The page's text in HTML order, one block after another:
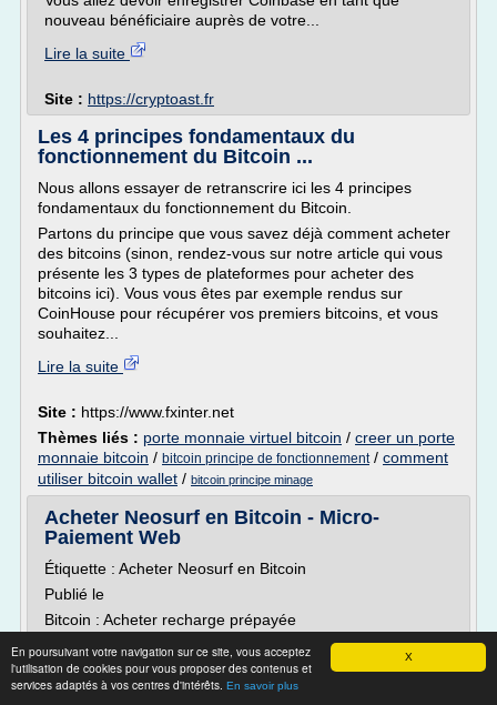
X
En poursuivant votre navigation sur ce site, vous acceptez
l'utilisation de cookies pour vous proposer des contenus et
services adaptés à vos centres d'intérêts. En savoir plus
nouveau bénéficiaire auprès de votre...
Lire la suite
Site : https://cryptoast.fr
Les 4 principes fondamentaux du
fonctionnement du Bitcoin ...
Nous allons essayer de retranscrire ici les 4 principes
fondamentaux du fonctionnement du Bitcoin.
Partons du principe que vous savez déjà comment acheter
des bitcoins (sinon, rendez-vous sur notre article qui vous
présente les 3 types de plateformes pour acheter des
bitcoins ici). Vous vous êtes par exemple rendus sur
CoinHouse pour récupérer vos premiers bitcoins, et vous
souhaitez...
Lire la suite
Site : https://www.fxinter.net
Thèmes liés : porte monnaie virtuel bitcoin / creer un porte
monnaie bitcoin / bitcoin principe de fonctionnement/ comment
utiliser bitcoin wallet / bitcoin principe minage
Acheter Neosurf en Bitcoin - Micro-
Paiement Web
Étiquette : Acheter Neosurf en Bitcoin
Publié le
Bitcoin : Acheter recharge prépayée
Bitcoin : Acheter un coupon Neosurf, Paysafecard, Ticket
Premium...
Vous êtes un utilisateur du « Bitcoin » et désirez acheter